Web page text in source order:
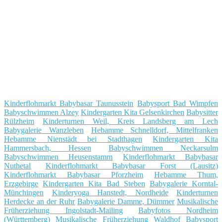
Kinderflohmarkt Babybasar Taunusstein Babysport Bad Wimpfen
Babyschwimmen Alzey Kindergarten Kita Gelsenkirchen Babysitter
Rülzheim
Kinderturnen Weil, Kreis Landsberg am Lech
Babygalerie Wanzleben
Hebamme Schnelldorf, Mittelfranken
Hebamme Nienstädt bei Stadthagen
Kindergarten Kita
Hammersbach, Hessen
Babyschwimmen Neckarsulm
Babyschwimmen Heusenstamm
Kinderflohmarkt Babybasar
Nuthetal
Kinderflohmarkt Babybasar Forst (Lausitz)
Kinderflohmarkt Babybasar Pforzheim
Hebamme Thum,
Erzgebirge Kindergarten Kita Bad Steben Babygalerie Korntal-
Münchingen
Kinderyoga Hanstedt, Nordheide
Kinderturnen
Herdecke an der Ruhr Babygalerie Damme, Dümmer Musikalische
Früherziehung Ingolstadt-Mailing
Babyfotos Nordheim
(Württemberg)
Musikalische Früherziehung Waldhof Babysport